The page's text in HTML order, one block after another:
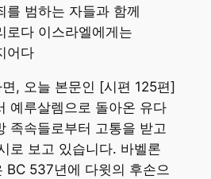
를 범하는 자들과 함께
로다 이스라엘에게는
어다
, 오늘 본문인 [시편 125편]
예루살렘으로 돌아온 유다
족속들로부터 고통을 받고
로 보고 있습니다. 바벨론
BC 537년에 다윗의 후손으